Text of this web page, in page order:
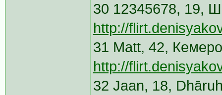
30 12345678, 19,
http://
31 Matt, 42,
http://
32 Jaan, 18,